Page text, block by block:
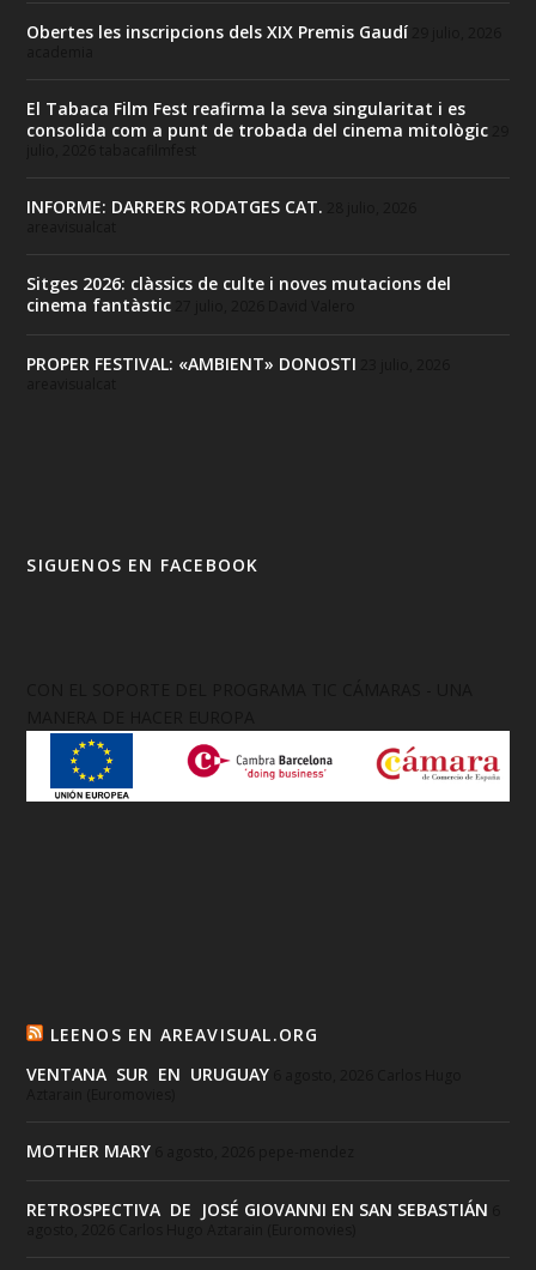
Obertes les inscripcions dels XIX Premis Gaudí
El Tabaca Film Fest reafirma la seva singularitat i es
consolida com a punt de trobada del cinema mitològic
INFORME: DARRERS RODATGES CAT.
Sitges 2026: clàssics de culte i noves mutacions del
cinema fantàstic
PROPER FESTIVAL: «AMBIENT» DONOSTI
SIGUENOS EN FACEBOOK
LEENOS EN AREAVISUAL.ORG
VENTANA SUR EN URUGUAY
MOTHER MARY
RETROSPECTIVA DE JOSÉ GIOVANNI EN SAN SEBASTIÁN